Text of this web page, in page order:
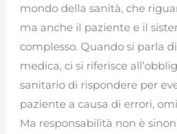
mondo della sanità, che
ma anche il paziente e il
complesso. Quando si parla
medica, ci si riferisce
sanitario di rispondere per
paziente a causa di errori,
Ma responsabilità non è